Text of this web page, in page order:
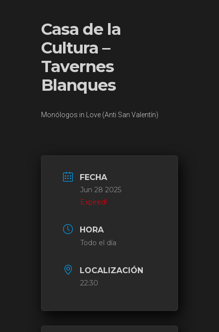
Casa de la
Cultura –
Tavernes
Blanques
Monólogos in Love (Anti San Valentín)
FECHA
Jun 28 2025
Expired!
HORA
Todo el día
LOCALIZACIÓN
22:30